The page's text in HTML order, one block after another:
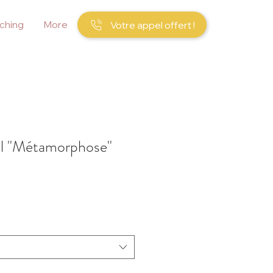
More Votre appel offert !
"Métamorphose"